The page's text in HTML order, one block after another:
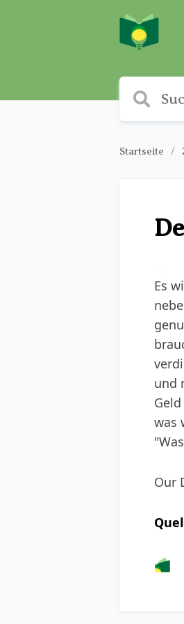
Startseite
Es
und
was
Our